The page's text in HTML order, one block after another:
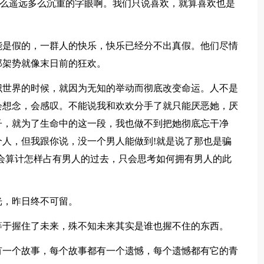
远多么沉重的字眼啊。我们只说喜欢，就算喜欢也是
的，一群人的快乐，快乐已经分不出真假。他们尽情
势就像末日前的狂欢。
的时候，就因为无知的举动而彻底改变命运。人不是
念，会感叹。不能说我和欢欢分手了就只能厌恶她，厌
就为了生命中的这一段，我也做不到把她彻底忘干净
，但我跟你说，没一个男人能做到!就是说了那也是骗
计怎样占有男人的过去，只会思考如何拥有男人的此
日终不可留。
住了未来，殊不知未来其实是谁也握不住的东西。
故事，每个故事都有一个遗憾，每个遗憾都有它的青